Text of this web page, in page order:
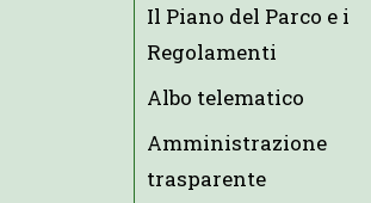
Il Piano del Parco e i
Regolamenti
Albo telematico
Amministrazione
trasparente